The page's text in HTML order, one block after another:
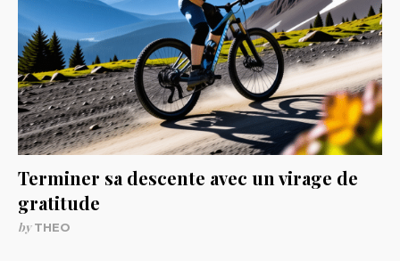
Terminer sa descente avec un virage de
gratitude
byTHEO